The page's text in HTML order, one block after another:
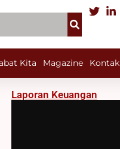
Kita Magazine Kontak
Laporan Keuangan